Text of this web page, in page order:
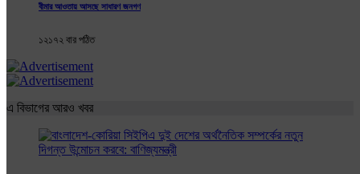
বীমার আওতায় আসছে সাধারণ জনগণ
১২১৭২ বার পঠিত
এ বিভাগের আরও খবর